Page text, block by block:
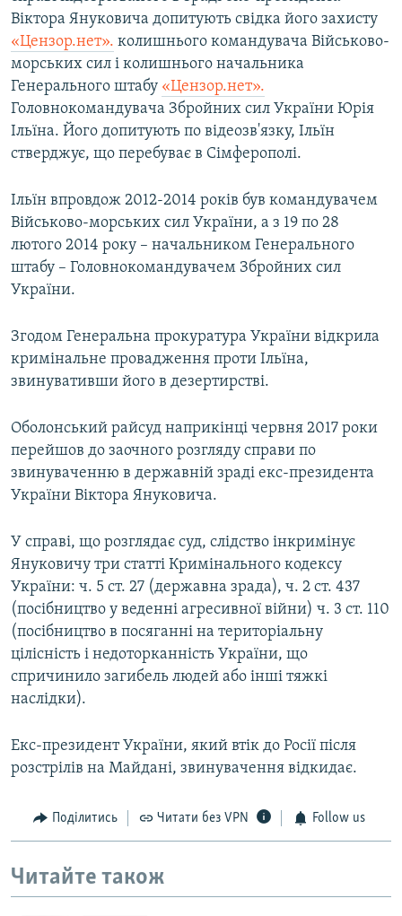
Віктора Януковича допитують свідка його захисту
«Цензор.нет». колишнього командувача Військово-
морських сил і колишнього начальника
Генерального штабу «Цензор.нет».
Головнокомандувача Збройних сил України Юрія
Ільїна. Його допитують по відеозв'язку, Ільїн
стверджує, що перебуває в Сімферополі.
Ільїн впровдож 2012-2014 років був командувачем
Військово-морських сил України, а з 19 по 28
лютого 2014 року – начальником Генерального
штабу – Головнокомандувачем Збройних сил
України.
Згодом Генеральна прокуратура України відкрила
кримінальне провадження проти Ільїна,
звинувативши його в дезертирстві.
Оболонський райсуд наприкінці червня 2017 роки
перейшов до заочного розгляду справи по
звинуваченню в державній зраді екс-президента
України Віктора Януковича.
У справі, що розглядає суд, слідство інкримінує
Януковичу три статті Кримінального кодексу
України: ч. 5 ст. 27 (державна зрада), ч. 2 ст. 437
(посібництво у веденні агресивної війни) ч. 3 ст. 110
(посібництво в посяганні на територіальну
цілісність і недоторканність України, що
спричинило загибель людей або інші тяжкі
наслідки).
Екс-президент України, який втік до Росії після
розстрілів на Майдані, звинувачення відкидає.
Поділитись Читати без VPN Follow us
Читайте також